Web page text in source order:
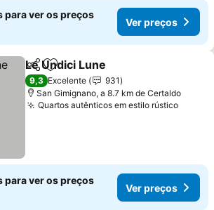
para ver os preços
Ver preços
PartilharAdicionar aos favoritos
Le Undici Lune
9,3 Excelente
931
San Gimignano, a 8.7 km de Certaldo
Quartos autênticos em estilo rústicoVer
para ver os preços
Ver preços